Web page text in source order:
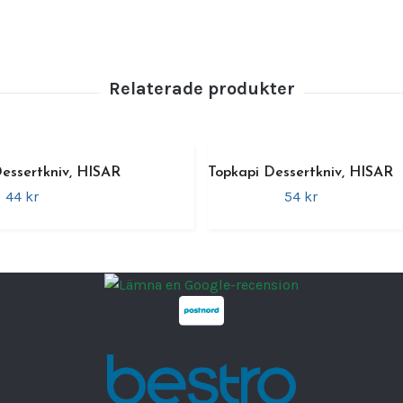
HISAR
44 kr
Topkapi Dessertkniv, HISAR
54 kr